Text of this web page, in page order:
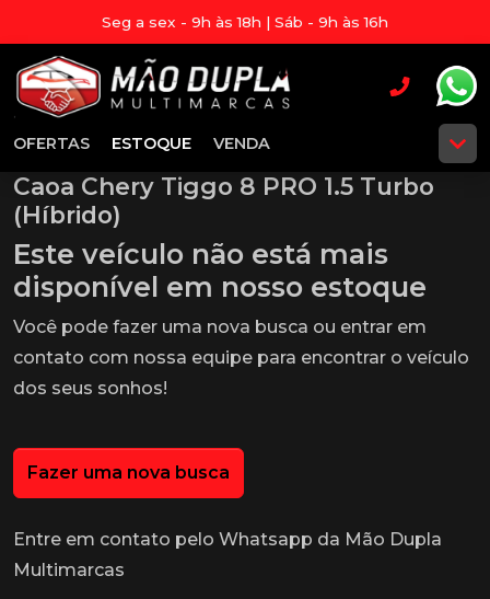
Seg a sex - 9h às 18h | Sáb - 9h às 16h
OFERTAS ESTOQUE VENDA
Caoa Chery Tiggo 8 PRO 1.5 Turbo
(Híbrido)
Este veículo não está mais
disponível em nosso estoque
Você pode fazer uma nova busca ou entrar em
contato com nossa equipe para encontrar o veículo
dos seus sonhos!
Fazer uma nova busca
Entre em contato pelo Whatsapp da Mão Dupla
Multimarcas